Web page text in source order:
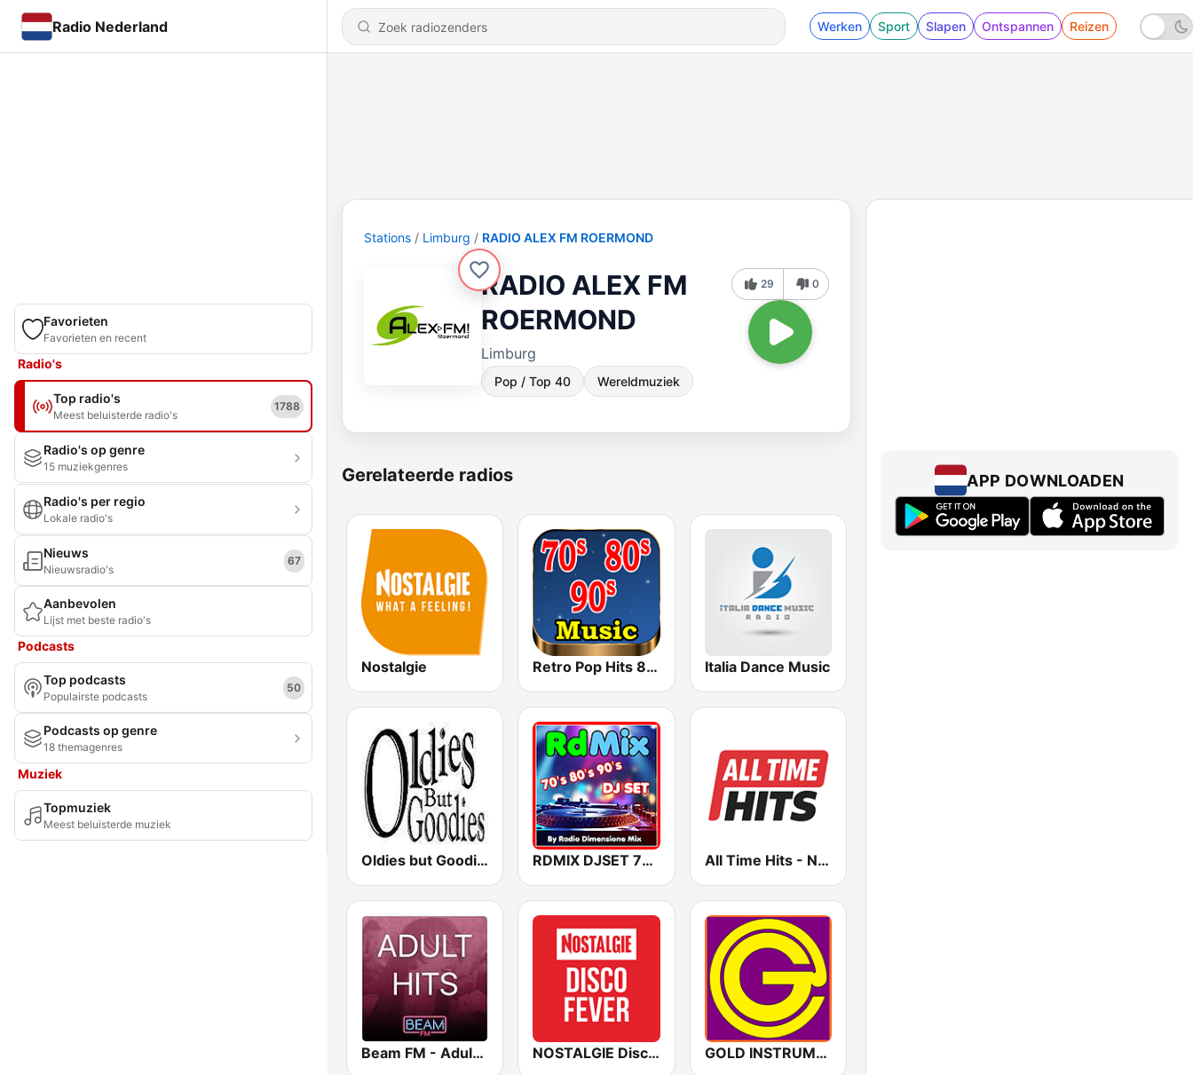
Radio Nederland Werken Sport Slapen Ontspannen Reizen
Favorieten
Favorieten en recent
Radio's
Top radio's
Meest beluisterde radio's
1788
Radio's op genre
15 muziekgenres
Radio's per regio
Lokale radio's
Nieuws
Nieuwsradio's
67
Aanbevolen
Lijst met beste radio's
Podcasts
Top podcasts
Populairste podcasts
50
Podcasts op genre
18 themagenres
Muziek
Topmuziek
Meest beluisterde muziek
Stations Limburg RADIO ALEX FM ROERMOND
RADIO ALEX FM
ROERMOND
Limburg
Pop / Top 40 Wereldmuziek
29 0
Gerelateerde radios
Nostalgie Retro Pop Hits 80s 90s Italia Dance Music
Oldies but Goodies RDMIX DJSET 70's 80' 90's All Time Hits - Non-stop muziek
Beam FM - Adult Hits NOSTALGIE Disco Fever GOLD INSTRUMENTAL
APP DOWNLOADEN